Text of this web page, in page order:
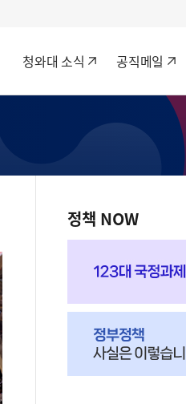
청와대 소식 공직메일
정책 NOW